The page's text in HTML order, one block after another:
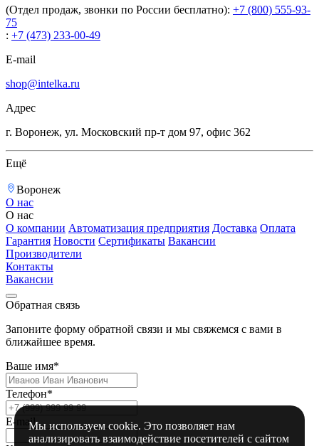
(Отдел продаж, звонки по России бесплатно): +7 (800) 555-93-
75
: +7 (473) 233-00-49
E-mail
shop@intelka.ru
Адрес
г. Воронеж, ул. Московский пр-т дом 97, офис 362
Ещё
Воронеж
О нас
О нас
О компании Автоматизация предприятия Доставка Оплата
Гарантия Новости Сертификаты Вакансии
Производители
Контакты
Вакансии
Обратная связь
Запоните форму обратной связи и мы свяжемся с вами в
ближайшее время.
Ваше имя*
Телефон*
E-mailМы используем cookie. Это позволяет нам
анализировать взаимодействие посетителей с сайтом